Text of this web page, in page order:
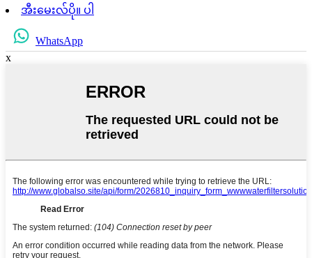
အီးမေးလ်ပို။ ပါ
WhatsApp
x